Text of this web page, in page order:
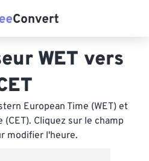
WET vers
European Time (WET) et
(CET). Cliquez sur le champ
modifier l'heure.